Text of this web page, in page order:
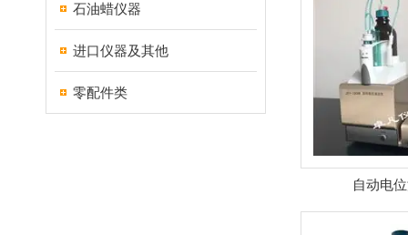
石油蜡仪器
进口仪器及其他
零配件类
自动电